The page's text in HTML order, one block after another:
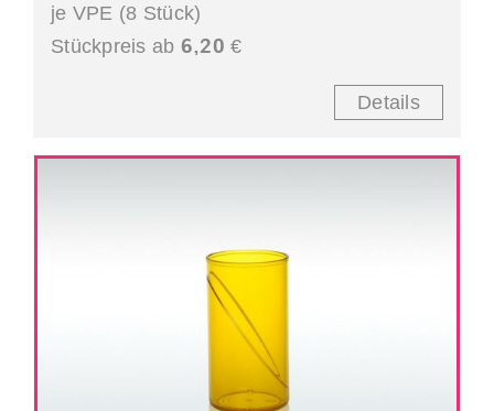
je VPE (8 Stück)
Stückpreis ab 6,20 €
Details